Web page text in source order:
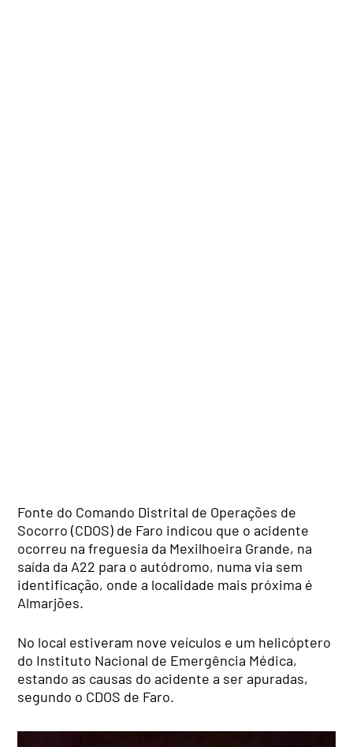
Fonte do Comando Distrital de Operações de
Socorro (CDOS) de Faro indicou que o acidente
ocorreu na freguesia da Mexilhoeira Grande, na
saída da A22 para o autódromo, numa via sem
identificação, onde a localidade mais próxima é
Almarjões.
No local estiveram nove veículos e um helicóptero
do Instituto Nacional de Emergência Médica,
estando as causas do acidente a ser apuradas,
segundo o CDOS de Faro.